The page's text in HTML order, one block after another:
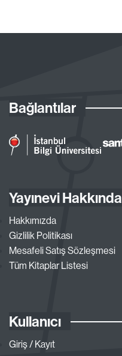
Bağlantılar
Yayınevi Hakkında
Hakkımızda
Gizlilik Politikası
Mesafeli Satış Sözleşmesi
Tüm Kitaplar Listesi
Kullanıcı
Giriş / Kayıt